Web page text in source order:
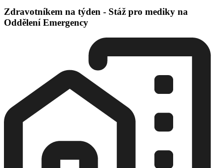
Zdravotníkem na týden - Stáž pro mediky na
Oddělení Emergency